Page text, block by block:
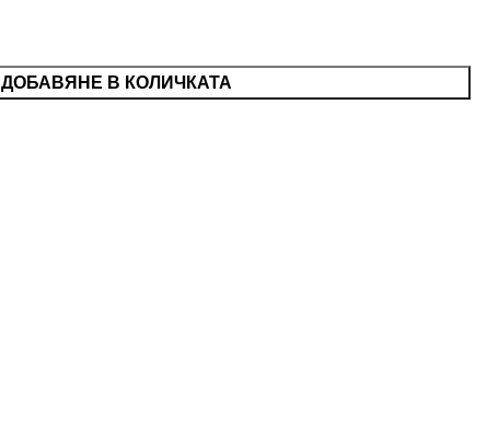
ДОБАВЯНЕ В КОЛИЧКАТА